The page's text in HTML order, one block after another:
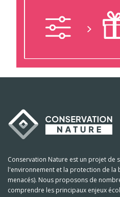
Conservation Nature est un projet de
l'environnement et la protection de la
menacés). Nous proposons de
comprendre les principaux enjeux